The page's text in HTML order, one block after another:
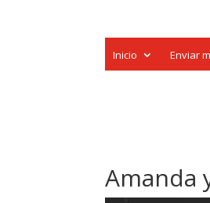
Inicio Enviar
Amanda